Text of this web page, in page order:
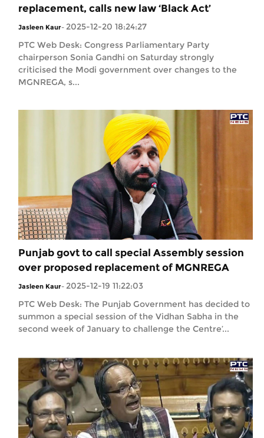
replacement, calls new law ‘Black Act’
Jasleen Kaur- 2025-12-20 18:24:27
PTC Web Desk: Congress Parliamentary Party
chairperson Sonia Gandhi on Saturday strongly
criticised the Modi government over changes to the
MGNREGA, s...
Punjab govt to call special Assembly session
over proposed replacement of MGNREGA
Jasleen Kaur- 2025-12-19 11:22:03
PTC Web Desk: The Punjab Government has decided to
summon a special session of the Vidhan Sabha in the
second week of January to challenge the Centre’...